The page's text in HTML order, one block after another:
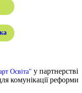
Освіта" у партнерстві
комунікації реформи